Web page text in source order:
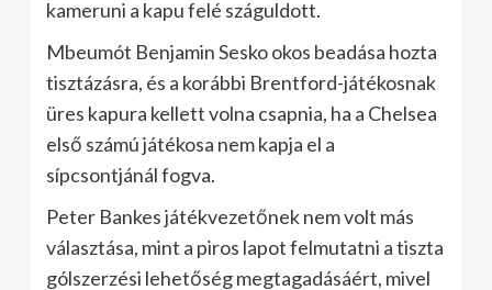
kameruni a kapu felé száguldott.
Mbeumót Benjamin Sesko okos beadása hozta
tisztázásra, és a korábbi Brentford-játékosnak
üres kapura kellett volna csapnia, ha a Chelsea
első számú játékosa nem kapja el a
sípcsontjánál fogva.
Peter Bankes játékvezetőnek nem volt más
választása, mint a piros lapot felmutatni a tiszta
gólszerzési lehetőség megtagadásáért, mivel